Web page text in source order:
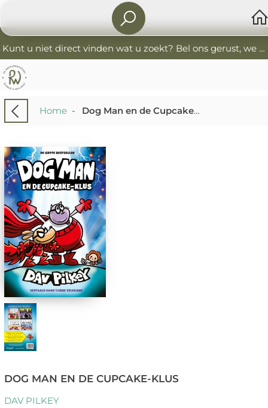
Kunt u niet direct vinden wat u zoekt? Bel ons gerust, we helpen u graag. 0341-552405 De Boekverkoopers
Home- Dog Man en de Cupcake-klus
DOG MAN EN DE CUPCAKE-KLUS
DAV PILKEY